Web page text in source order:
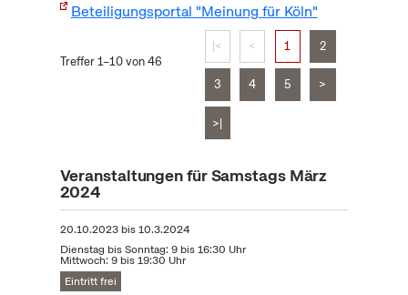
Beteiligungsportal "Meinung für Köln"
Treffer 1–10 von 46
|< < 1 2
3 4 5 >
>|
Veranstaltungen für Samstags März
2024
20.10.2023bis10.3.2024
Dienstag bis Sonntag: 9 bis 16:30 Uhr
Mittwoch: 9 bis 19:30 Uhr
Eintritt frei